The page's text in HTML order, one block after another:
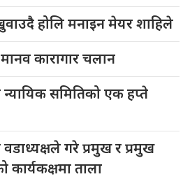
होलि मनाइन मेयर शाहिले
कारागार चलान
न्यायिक समितिको एक हप्ते
गरे प्रमुख र प्रमुख
ताला